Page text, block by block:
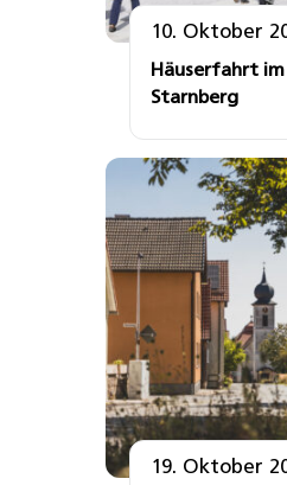
10. Oktober
Häuserfahrt
Starnberg
19. Oktober